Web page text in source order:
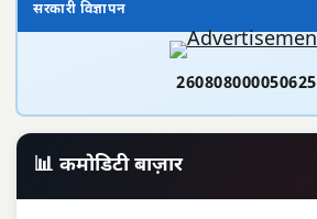
सरकारी विज्ञापन
260808000050625
📊 कमोडिटी बाज़ार